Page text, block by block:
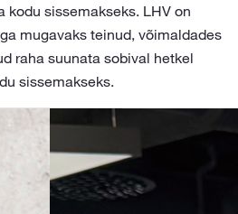
kodu sissemakseks. LHV on
mugavaks teinud, võimaldades
raha suunata sobival hetkel
sissemakseks.